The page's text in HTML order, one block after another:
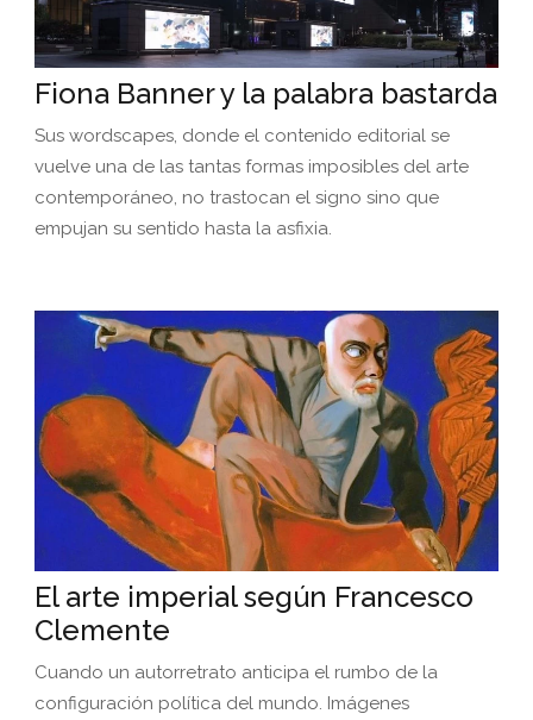
Fiona Banner y la palabra bastarda
Sus wordscapes, donde el contenido editorial se
vuelve una de las tantas formas imposibles del arte
contemporáneo, no trastocan el signo sino que
empujan su sentido hasta la asfixia.
El arte imperial según Francesco
Clemente
Cuando un autorretrato anticipa el rumbo de la
configuración política del mundo. Imágenes